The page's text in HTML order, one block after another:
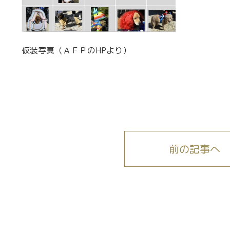
仮装写真（ＡＦＰのHPより）
前の記事へ